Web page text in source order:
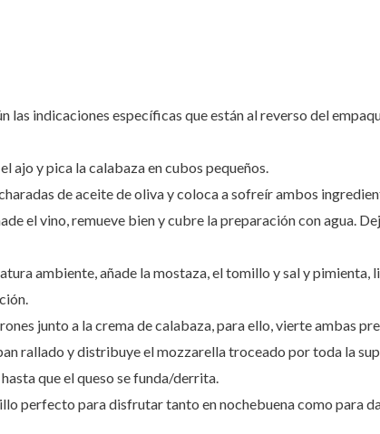
las indicaciones específicas que están al reverso del
ajo y pica la calabaza en cubos pequeños.
de aceite de oliva y coloca a sofreír ambos
el vino, remueve bien y cubre la preparación con agua.
ambiente, añade la mostaza, el tomillo y sal y pimienta,
junto a la crema de calabaza, para ello, vierte ambas
rallado y distribuye el mozzarella troceado por toda la
que el queso se funda/derrita.
perfecto para disfrutar tanto en nochebuena como para